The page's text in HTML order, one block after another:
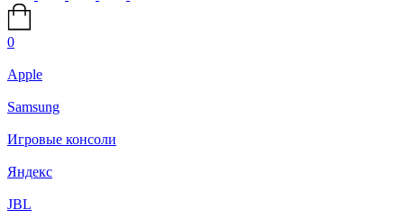
0
Apple
Samsung
Игровые консоли
Яндекс
JBL